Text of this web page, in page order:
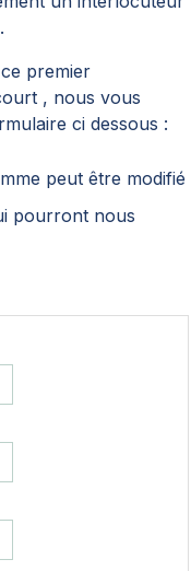
premier
, nous vous
ci dessous :
peut être modifié
pourront nous